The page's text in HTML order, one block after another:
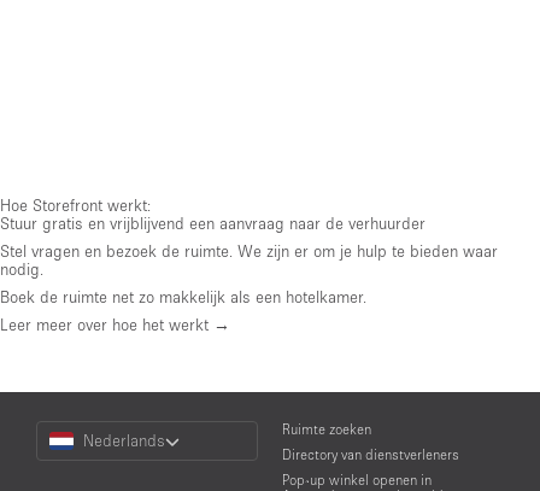
Hoe Storefront werkt:
Stuur gratis en vrijblijvend een aanvraag naar de verhuurder
Stel vragen en bezoek de ruimte. We zijn er om je hulp te bieden waar
nodig.
Boek de ruimte net zo makkelijk als een hotelkamer.
Leer meer over hoe het werkt →
Choose
Language
Nederlands
Ruimte zoeken
Directory van dienstverleners
Pop-up winkel openen in